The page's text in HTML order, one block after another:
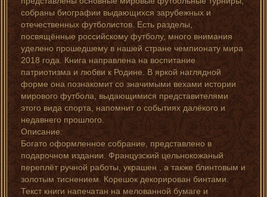
собраны биографии выдающихся зарубежных и
отечественных футболистов. Есть разделы,
посвящённые российскому футболу, много внимания
уделено прошедшему в нашей стране чемпионату мира
2018 года. Книга направлена на воспитание
патриотизма и любви к Родине. В яркой наглядной
форме она познакомит со значимыми вехами истории
мирового футбола, выдающимися представителями
этого вида спорта, напомнит о событиях далёкого и
недавнего прошлого.
Описание:
Богато оформленное собрание, представлено в
подарочном издании. Французский цельнокожаный
переплёт ручной работы, украшен , а также блинтовым и
золотым тиснением. Корешок декорирован бинтами.
Текст книги напечатан на мелованной бумаге и